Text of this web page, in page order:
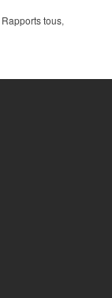
Rapports tous,